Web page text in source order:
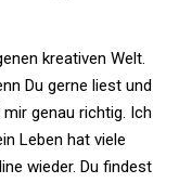
kreativen Welt.
Du gerne liest und
genau richtig. Ich
Leben hat viele
wieder. Du findest